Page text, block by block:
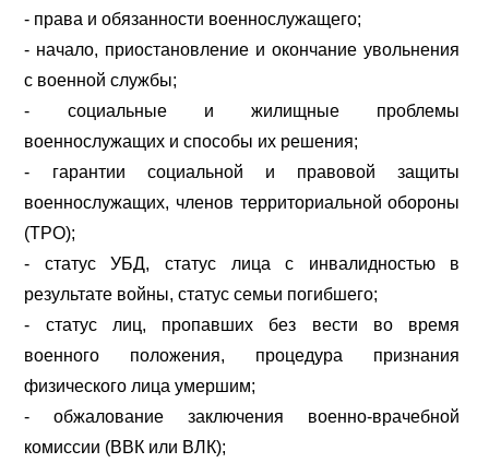
- права и обязанности военнослужащего;
- начало, приостановление и окончание увольнения
с военной службы;
- социальные и жилищные проблемы
военнослужащих и способы их решения;
- гарантии социальной и правовой защиты
военнослужащих, членов территориальной обороны
(ТРО);
- статус УБД, статус лица с инвалидностью в
результате войны, статус семьи погибшего;
- статус лиц, пропавших без вести во время
военного положения, процедура признания
физического лица умершим;
- обжалование заключения военно-врачебной
комиссии (ВВК или ВЛК);